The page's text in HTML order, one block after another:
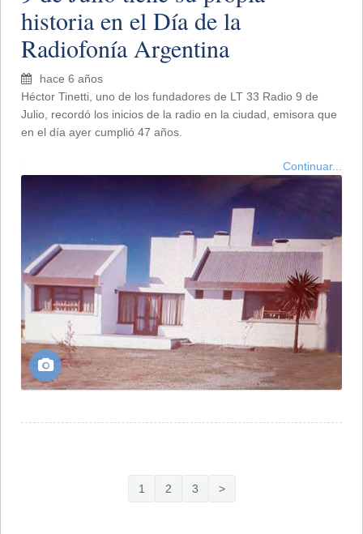
historia en el Día de la
Radiofonía Argentina
hace 6 años
Héctor Tinetti, uno de los fundadores de LT 33 Radio 9 de
Julio, recordó los inicios de la radio en la ciudad, emisora que
en el día ayer cumplió 47 años.
Continuar...
1 2 3 >